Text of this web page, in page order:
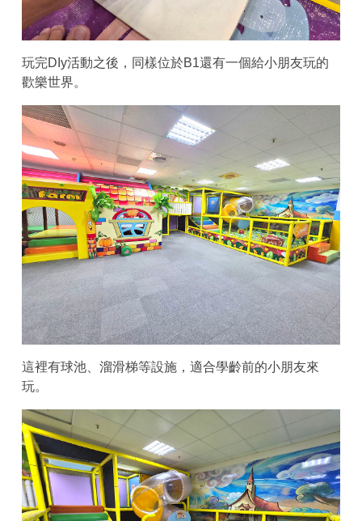
玩完DIy活動之後，同樣位於B1還有一個給小朋友玩的
歡樂世界。
這裡有球池、溜滑梯等設施，適合學齡前的小朋友來
玩。